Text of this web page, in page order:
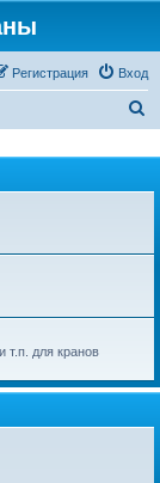
Вход
Регистрация
с
т.п. для кранов